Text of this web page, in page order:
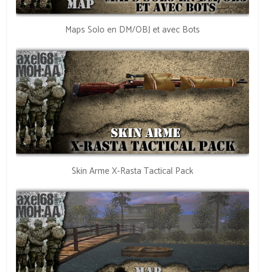
Maps Solo en DM/OBJ et avec Bots
Skin Arme X-Rasta Tactical Pack